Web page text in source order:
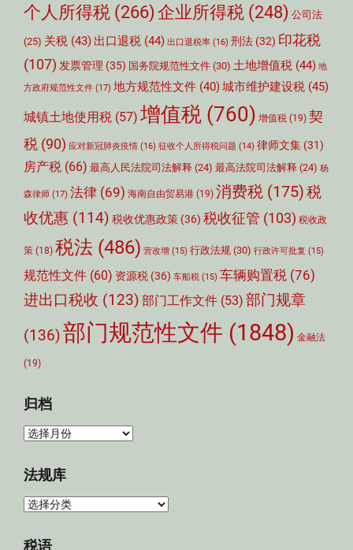
个人所得税 (266) 企业所得税 (248) 公司法
(25) 关税 (43) 出口退税 (44) 出口退税率 (16) 刑法 (32) 印花税
(107) 发票管理 (35) 国务院规范性文件 (30) 土地增值税 (44) 地
方政府规范性文件 (17) 地方规范性文件 (40)城市维护建设税 (45)
城镇土地使用税 (57) 增值税 (760) 增值税 (19) 契
税 (90) 应对新冠肺炎疫情 (16) 征收个人所得税问题 (14) 律师文集 (31)
房产税 (66) 最高人民法院司法解释 (24) 最高法院司法解释 (24) 杨
森律师 (17) 法律 (69) 海南自由贸易港 (19) 消费税 (175)税
收优惠 (114) 税收优惠政策 (36) 税收征管 (103) 税收政
策 (18) 税法 (486) 营改增 (15) 行政法规 (30) 行政许可批复 (15)
规范性文件 (60) 资源税 (36) 车船税 (15) 车辆购置税 (76)
进出口税收 (123) 部门工作文件 (53) 部门规章
(136)部门规范性文件 (1848) 金融法
(19)
归档
归
法规库
法
库
税语